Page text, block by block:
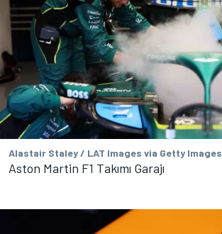
Alastair Staley / LAT Images via Getty Images
Aston Martin F1 Takımı Garajı